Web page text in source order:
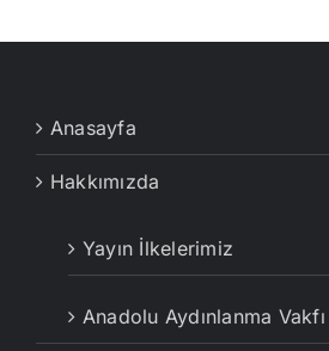
Anasayfa
Hakkımızda
Yayın İlkelerimiz
Anadolu Aydınlanma Vakfı